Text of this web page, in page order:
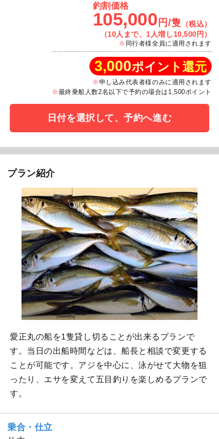
釣割価格
105,000 円/隻
（税込）
（10人まで、1人増し10,500円）
同行者様全員に適用されます
3,000ポイント還元
申し込み代表者様のみに適用されます
最終乗船人数2名以下で予約の場合は1,500ポイント
日付を選択して、予約へ進む
プラン紹介
愛正丸の船を1隻貸し切ることが出来るプランで
す。当日の出船時間などは、船長と相談で変更する
ことが可能です。アジを中心に、泳がせて大物を狙
ったり、エサを変えて五目釣りを楽しめるプランで
す。
乗合・仕立